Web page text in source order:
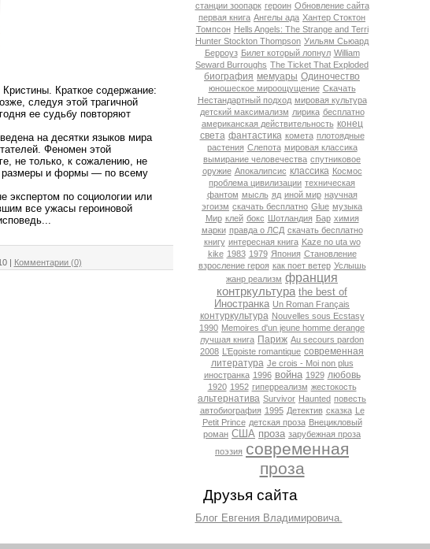
Краткое содержание:
следуя этой трагичной
ее судьбу повторяют
на десятки языков мира
Феномен этой
не только, к сожалению, не
размеры и формы — по всему
по социологии или
все ужасы героиновой
| Комментарии (0)
станции зоопарк героин Обновление сайта
первая книга Ангелы ада Хантер Стоктон
Томпсон Hells Angels: The Strange and Terri
Hunter Stockton Thompson Уильям Сьюард
Берроуз Билет который лопнул William
Seward Burroughs The Ticket That Exploded
биография мемуары Одиночество
юношеское мироощущение Скачать
Нестандартный подход мировая культура
детский максимализм лирика бесплатно
американская действительность конец
света фантастика комета плотоядные
растения Слепота мировая классика
вымирание человечества спутниковое
оружие Апокалипсис классика Космос
проблема цивилизации техническая
фантом мысль яд иной мир научная
эгоизм скачать бесплатно Glue музыка
Мир клей бокс Шотландия Бар химия
марки правда о ЛСД скачать бесплатно
книгу интересная книга Kaze no uta wo
kike 1983 1979 Япония Становление
взросление героя как поет ветер Услышь
жанр реализм франция
контркультура the best of
Иностранка Un Roman Français
контуркультура Nouvelles sous Ecstasy
1990 Memoires d'un jeune homme derange
лучшая книга Париж Au secours pardon
2008
L’Egoiste romantique современная
литература Je crois - Moi non plus
иностранка 1996 война 1929 любовь
1920 1952 гиперреализм жестокость
альтернатива Survivor Haunted повесть
автобиография 1995 Детектив сказка
Le
Petit Prince детская проза Внецикловый
роман США проза зарубежная проза
поэзия современная
проза
Друзья сайта
Блог Евгения Владимировича.